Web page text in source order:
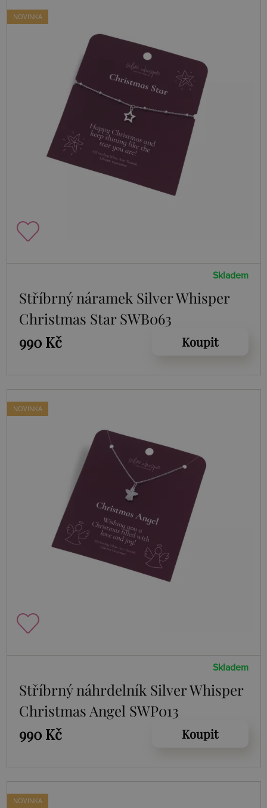
NOVINKA
Skladem
Stříbrný náramek Silver Whisper
Christmas Star SWB063
990 Kč
Koupit
NOVINKA
Skladem
Stříbrný náhrdelník Silver Whisper
Christmas Angel SWP013
990 Kč
Koupit
NOVINKA